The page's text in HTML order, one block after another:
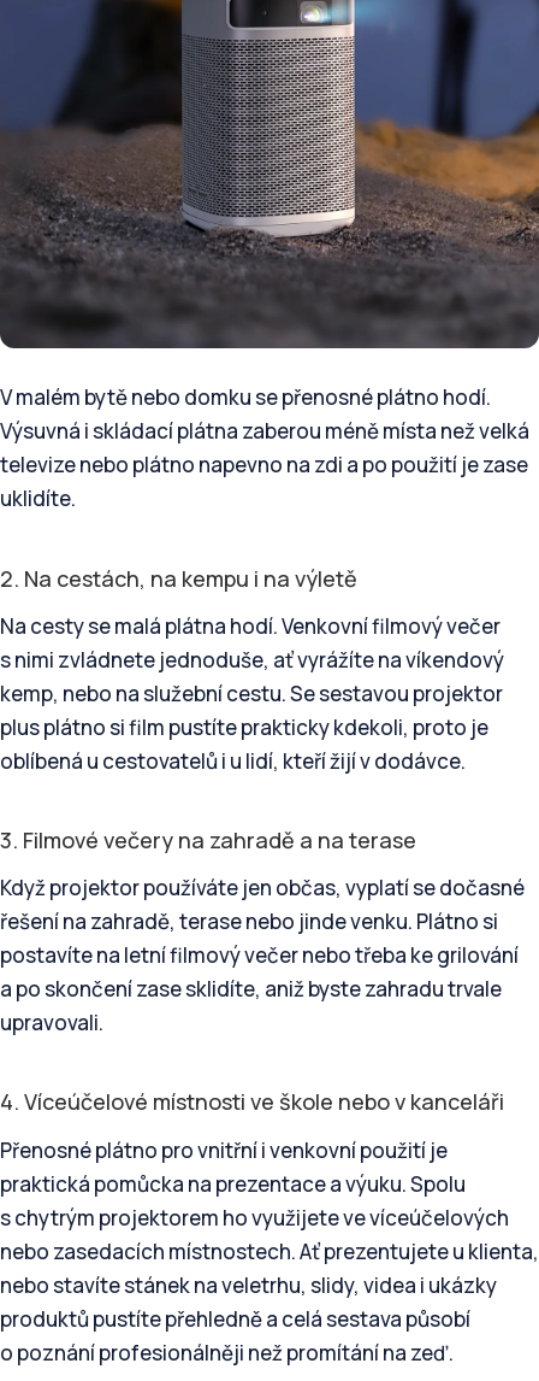
V malém bytě nebo domku se přenosné plátno hodí.
Výsuvná i skládací plátna zaberou méně místa než velká
televize nebo plátno napevno na zdi a po použití je zase
uklidíte.
2. Na cestách, na kempu i na výletě
Na cesty se malá plátna hodí. Venkovní filmový večer
s nimi zvládnete jednoduše, ať vyrážíte na víkendový
kemp, nebo na služební cestu. Se sestavou projektor
plus plátno si film pustíte prakticky kdekoli, proto je
oblíbená u cestovatelů i u lidí, kteří žijí v dodávce.
3. Filmové večery na zahradě a na terase
Když projektor používáte jen občas, vyplatí se dočasné
řešení na zahradě, terase nebo jinde venku. Plátno si
postavíte na letní filmový večer nebo třeba ke grilování
a po skončení zase sklidíte, aniž byste zahradu trvale
upravovali.
4. Víceúčelové místnosti ve škole nebo v kanceláři
Přenosné plátno pro vnitřní i venkovní použití je
praktická pomůcka na prezentace a výuku. Spolu
s chytrým projektorem ho využijete ve víceúčelových
nebo zasedacích místnostech. Ať prezentujete u klienta,
nebo stavíte stánek na veletrhu, slidy, videa i ukázky
produktů pustíte přehledně a celá sestava působí
o poznání profesionálněji než promítání na zeď.